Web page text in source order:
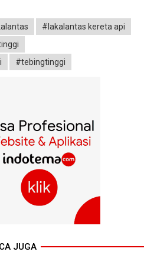
#lakalantas kereta api
#tebingtinggi
JUGA